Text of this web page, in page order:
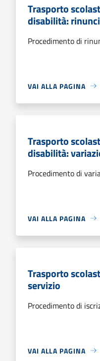
Trasporto
disabilità:
Procedimento di
VAI ALLA PAGINA
Trasporto
disabilità:
Procedimento di
VAI ALLA PAGINA
Trasporto
servizio
Procedimento di
VAI ALLA PAGINA